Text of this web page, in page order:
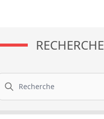
RECHERCHE